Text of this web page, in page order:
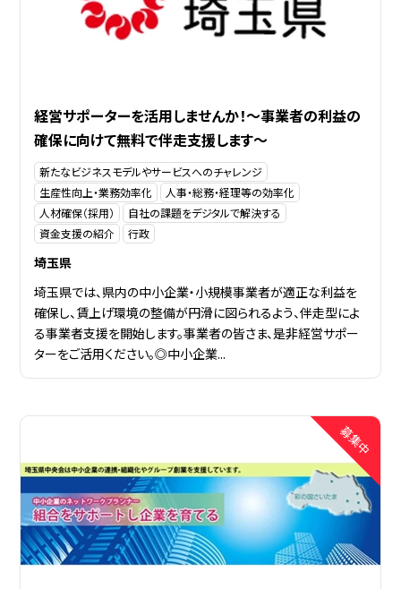
経営サポーターを活用しませんか！～事業者の利益の
確保に向けて無料で伴走支援します～
新たなビジネスモデルやサービスへのチャレンジ
生産性向上・業務効率化
人事・総務・経理等の効率化
人材確保（採用）
自社の課題をデジタルで解決する
資金支援の紹介
行政
埼玉県
埼玉県では、県内の中小企業・小規模事業者が適正な利益を
確保し、賃上げ環境の整備が円滑に図られるよう、伴走型によ
る事業者支援を開始します。事業者の皆さま、是非経営サポー
ターをご活用ください。◎中小企業...